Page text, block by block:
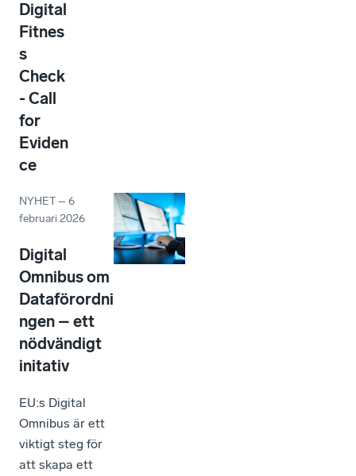
Digital
Fitnes
s
Check
- Call
for
Eviden
ce
NYHET –6
februari 2026
Digital
Omnibus om
Dataförordni
ngen – ett
nödvändigt
initativ
EU:s Digital
Omnibus är ett
viktigt steg för
att skapa ett